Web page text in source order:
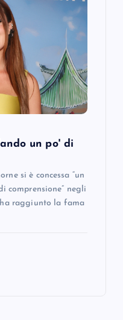
un po' di
si è concessa “un
comprensione” negli
raggiunto la fama